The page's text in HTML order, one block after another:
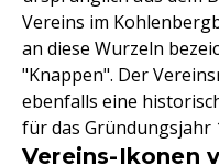
Vereins im
an diese Wurzeln
"Knappen". Der
ebenfalls eine
für das Gründungsjahr
Vereins-Ikonen